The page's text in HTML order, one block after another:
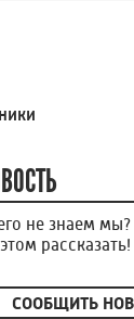
не знаем
СООБЩИТЬ